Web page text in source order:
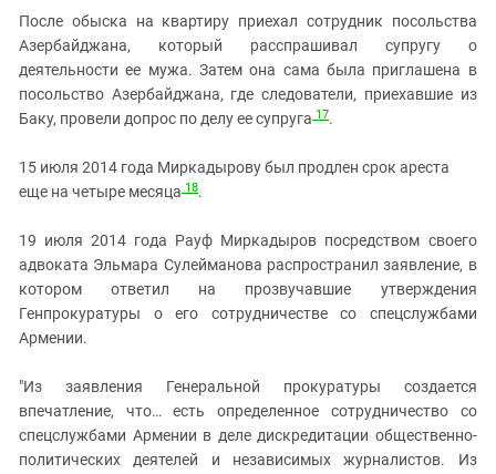
После обыска на квартиру приехал сотрудник посольства
Азербайджана, который расспрашивал супругу о
деятельности ее мужа. Затем она сама была приглашена в
посольство Азербайджана, где следователи, приехавшие из
Баку, провели допрос по делу ее супруга 17.
15 июля 2014 года Миркадырову был продлен срок ареста
еще на четыре месяца 18.
19 июля 2014 года Рауф Миркадыров посредством своего
адвоката Эльмара Сулейманова распространил заявление, в
котором ответил на прозвучавшие утверждения
Генпрокуратуры о его сотрудничестве со спецслужбами
Армении.
"Из заявления Генеральной прокуратуры создается
впечатление, что… есть определенное сотрудничество со
спецслужбами Армении в деле дискредитации общественно-
политических деятелей и независимых журналистов. Из